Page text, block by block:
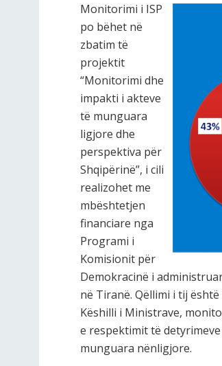
Monitorimi i ISP
po bëhet në
zbatim të
projektit
“Monitorimi dhe
impakti i akteve
të munguara
ligjore dhe
perspektiva për
Shqipërinë”, i cili
realizohet me
mbështetjen
financiare nga
Programi i
Komisionit për
Demokracinë i
në Tiranë. Qëllimi i tij
Këshilli i Ministrave,
e respektimit të
munguara nënligjore.